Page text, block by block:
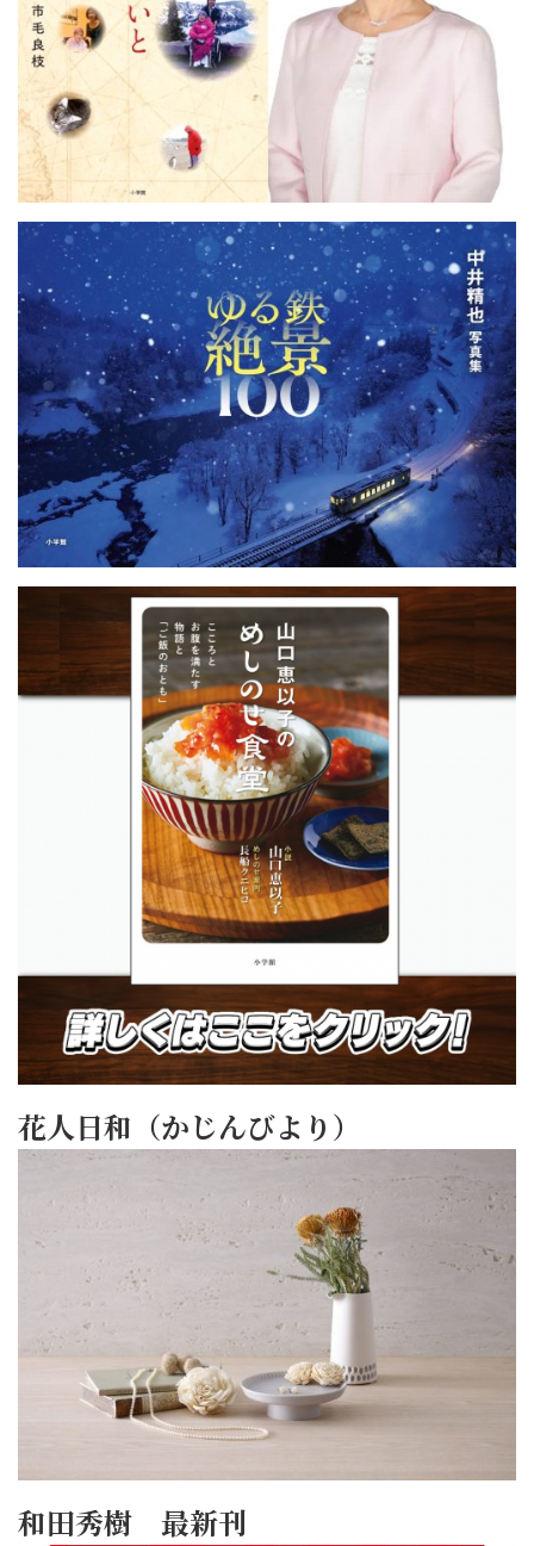
花人日和（かじんびより）
和田秀樹 最新刊